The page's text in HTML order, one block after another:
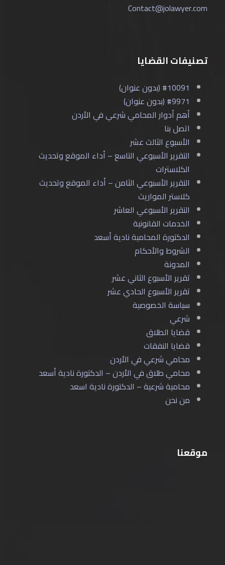
Contact@jolawyer.com
تصنيفات القضايا
#10091 (بدون عنوان)
#9971 (بدون عنوان)
أهم أدوار المحامي شرعي في الأردن
اتصل بنا
الأسبوع الثالث عشر
التقرير الأسبوعي التاسع – أداء الموقع وتحديث
الكلاسترات
التقرير الأسبوعي الثامن – أداء الموقع وتحديث
كلاستر المواريث
التقرير الأسبوعي العاشر
الخدمات القانونية
الدكتورة المحامية نادية أسعد
الشروط والأحكام
المدونة
تقرير الأسبوع الثاني عشر
تقرير الأسبوع الحادي عشر
سياسة الخصوصية
شرعي
قضايا الطلاق
قضايا النفقات
محامي شرعي في الأردن
محامي طلاق في الأردن – الدكتورة نادية أسعد
محامية شرعية – الدكتورة نادية اسعد
من نحن
موقعنا